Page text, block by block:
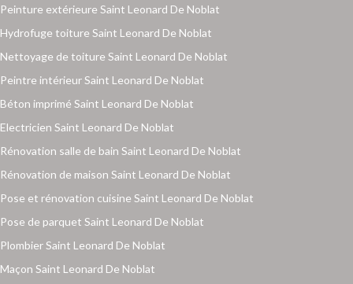
Peinture extérieure Saint Leonard De Noblat
Hydrofuge toiture Saint Leonard De Noblat
Nettoyage de toiture Saint Leonard De Noblat
Peintre intérieur Saint Leonard De Noblat
Béton imprimé Saint Leonard De Noblat
Electricien Saint Leonard De Noblat
Rénovation salle de bain Saint Leonard De Noblat
Rénovation de maison Saint Leonard De Noblat
Pose et rénovation cuisine Saint Leonard De Noblat
Pose de parquet Saint Leonard De Noblat
Plombier Saint Leonard De Noblat
Maçon Saint Leonard De Noblat